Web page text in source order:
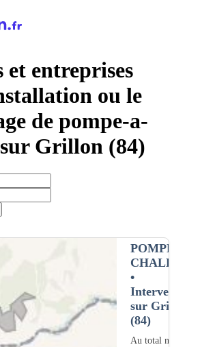
entreprises
ou le
de pompe-a-
Grillon (84)
POMPE À
CHALEUR
•
Intervention
sur Grillon
(84)
Au total nous